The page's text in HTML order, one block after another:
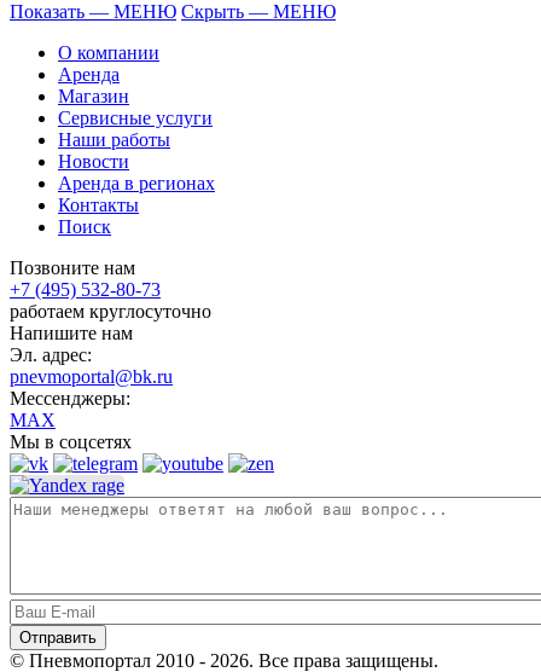
Показать — МЕНЮ Скрыть — МЕНЮ
О компании
Аренда
Магазин
Сервисные услуги
Наши работы
Новости
Аренда в регионах
Контакты
Поиск
Позвоните нам
+7 (495) 532-80-73
работаем круглосуточно
Напишите нам
Эл. адрес:
pnevmoportal@bk.ru
Мессенджеры:
MAX
Мы в соцсетях
© Пневмопортал 2010 - 2026. Все права защищены.